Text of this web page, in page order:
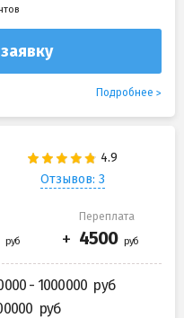
Подробнее
Отзывов: 3
Переплата
- 1000000